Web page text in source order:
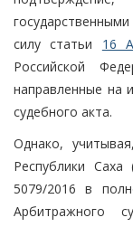
силу статьи 16
Российской
направленные на
судебного акта.
Однако,
Республики
5079/2016 в
Арбитражного